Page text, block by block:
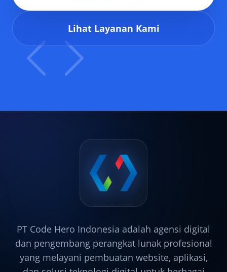
Lihat Layanan Kami
PT Code Hero Indonesia adalah agensi digital
dan pengembang perangkat lunak profesional
yang melayani pembuatan website, aplikasi,